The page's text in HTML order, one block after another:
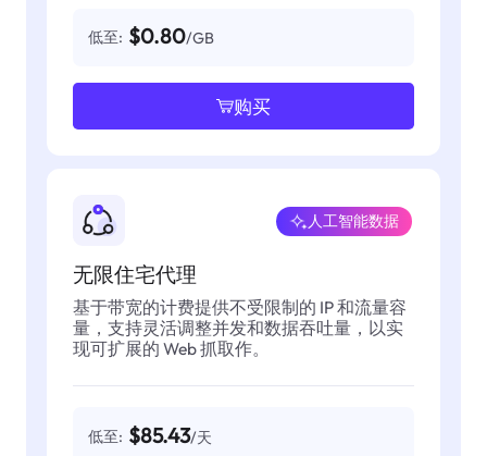
低至: $0.80/GB
购买
无限住宅代理
人工智能数据
基于带宽的计费提供不受限制的 IP 和流量容
量，支持灵活调整并发和数据吞吐量，以实
现可扩展的 Web 抓取作。
低至: $85.43/天